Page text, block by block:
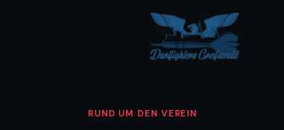
RUND UM DEN VEREIN